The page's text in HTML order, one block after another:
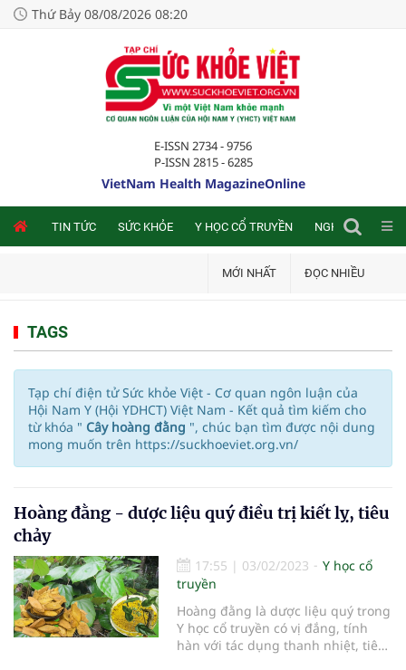
Thứ Bảy 08/08/2026 08:20
E-ISSN 2734 - 9756
P-ISSN 2815 - 6285
VietNam Health MagazineOnline
TIN TỨC SỨC KHỎE Y HỌC CỔ TRUYỀN NGHIÊN CỨU
MỚI NHẤT ĐỌC NHIỀU
TAGS
Tạp chí điện tử Sức khỏe Việt - Cơ quan ngôn luận của
Hội Nam Y (Hội YDHCT) Việt Nam - Kết quả tìm kiếm cho
từ khóa " Cây hoàng đằng ", chúc bạn tìm được nội dung
mong muốn trên https://suckhoeviet.org.vn/
Hoàng đằng - dược liệu quý điều trị kiết lỵ, tiêu
chảy
17:55 | 03/02/2023
Y học cổ
truyền
Hoàng đằng là dược liệu quý trong
Y học cổ truyền có vị đắng, tính
hàn với tác dụng thanh nhiệt, tiêu